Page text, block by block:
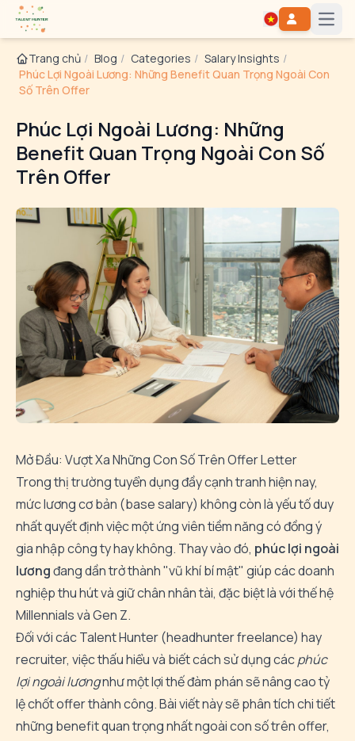
Trang chủ / Blog / Categories / Salary Insights /
Phúc Lợi Ngoài Lương: Những Benefit Quan Trọng Ngoài Con
Số Trên Offer
Phúc Lợi Ngoài Lương: Những
Benefit Quan Trọng Ngoài Con Số
Trên Offer
Mở Đầu: Vượt Xa Những Con Số Trên Offer Letter
Trong thị trường tuyển dụng đầy cạnh tranh hiện nay,
mức lương cơ bản (base salary) không còn là yếu tố duy
nhất quyết định việc một ứng viên tiềm năng có đồng ý
gia nhập công ty hay không. Thay vào đó, phúc lợi ngoài
lươngđang dần trở thành "vũ khí bí mật" giúp các doanh
nghiệp thu hút và giữ chân nhân tài, đặc biệt là với thế hệ
Millennials và Gen Z.
Đối với các Talent Hunter (headhunter freelance) hay
recruiter, việc thấu hiểu và biết cách sử dụng cácphúc
lợi ngoài lươngnhư một lợi thế đàm phán sẽ nâng cao tỷ
lệ chốt offer thành công. Bài viết này sẽ phân tích chi tiết
những benefit quan trọng nhất ngoài con số trên offer,